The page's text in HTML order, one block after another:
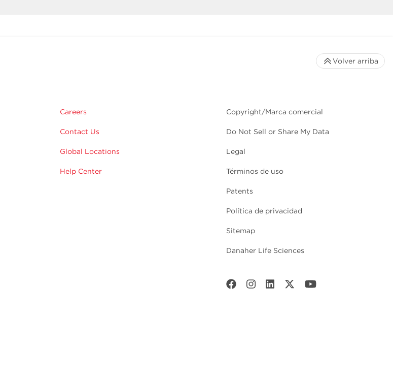
Careers
Contact Us
Global Locations
Help Center
Copyright/Marca comercial
Do Not Sell or Share My Data
Legal
Términos de uso
Patents
Política de privacidad
Sitemap
Danaher Life Sciences
Volver arriba